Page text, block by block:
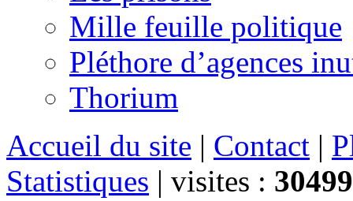
Mille feuille politique
Pléthore d’agences
Thorium
Accueil du site | Contact |
Statistiques | visites :